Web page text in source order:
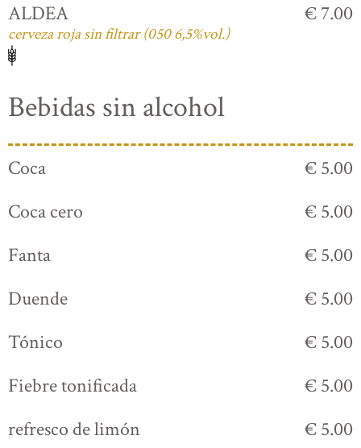
ALDEA
cerveza roja sin filtrar (050 6,5%vol.)
€ 7.00
Bebidas sin alcohol
Coca
€ 5.00
Coca cero
€ 5.00
Fanta
€ 5.00
Duende
€ 5.00
Tónico
€ 5.00
Fiebre tonificada
€ 5.00
refresco de limón
€ 5.00